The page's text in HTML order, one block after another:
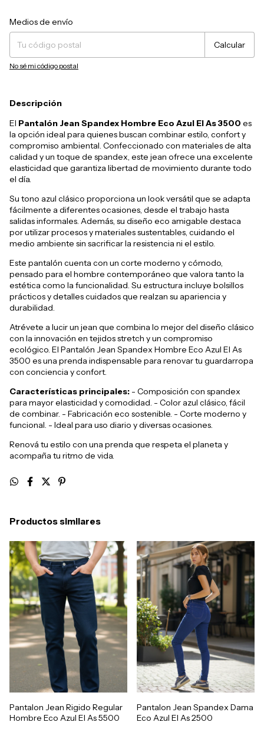
Entregas para el CP:
Medios de envío
Calcular
No sé mi código postal
Descripción
El Pantalón Jean Spandex Hombre Eco Azul El As 3500 es
la opción ideal para quienes buscan combinar estilo, confort y
compromiso ambiental. Confeccionado con materiales de alta
calidad y un toque de spandex, este jean ofrece una excelente
elasticidad que garantiza libertad de movimiento durante todo
el día.
Su tono azul clásico proporciona un look versátil que se adapta
fácilmente a diferentes ocasiones, desde el trabajo hasta
salidas informales. Además, su diseño eco amigable destaca
por utilizar procesos y materiales sustentables, cuidando el
medio ambiente sin sacrificar la resistencia ni el estilo.
Este pantalón cuenta con un corte moderno y cómodo,
pensado para el hombre contemporáneo que valora tanto la
estética como la funcionalidad. Su estructura incluye bolsillos
prácticos y detalles cuidados que realzan su apariencia y
durabilidad.
Atrévete a lucir un jean que combina lo mejor del diseño clásico
con la innovación en tejidos stretch y un compromiso
ecológico. El Pantalón Jean Spandex Hombre Eco Azul El As
3500 es una prenda indispensable para renovar tu guardarropa
con conciencia y confort.
Características principales: - Composición con spandex
para mayor elasticidad y comodidad. - Color azul clásico, fácil
de combinar. - Fabricación eco sostenible. - Corte moderno y
funcional. - Ideal para uso diario y diversas ocasiones.
Renová tu estilo con una prenda que respeta el planeta y
acompaña tu ritmo de vida.
Productos similares
Pantalon Jean Rigido Regular
Hombre Eco Azul El As 5500
Pantalon Jean Spandex Dama
Eco Azul El As 2500